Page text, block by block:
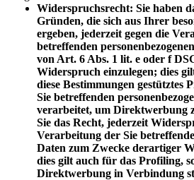
Widerspruchsrecht: Sie haben
Gründen, die sich aus Ihrer
ergeben, jederzeit gegen die
betreffenden
von Art. 6 Abs. 1 lit. e oder f
Widerspruch einzulegen; dies
diese Bestimmungen gestütztes
Sie betreffenden
verarbeitet, um Direktwerbung
Sie das Recht, jederzeit
Verarbeitung der Sie
Daten zum Zwecke derartiger
dies gilt auch für das Profiling,
Direktwerbung in Verbindung